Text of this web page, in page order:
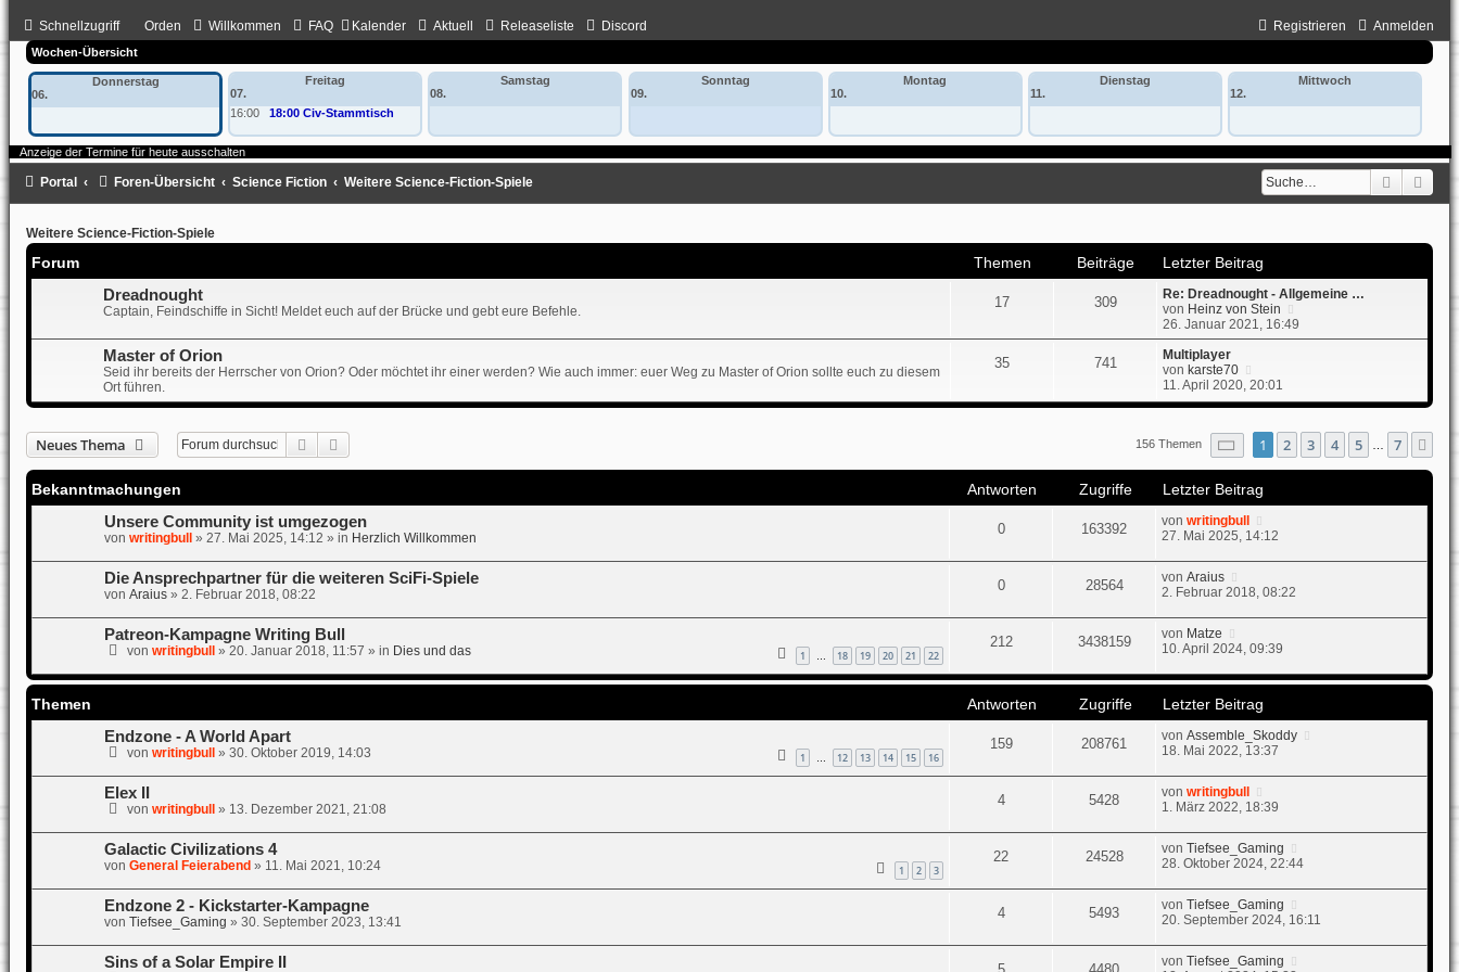
Schnellzugriff Orden Willkommen FAQ Kalender Aktuell Releaseliste Discord Anmelden
Registrieren
Wochen-Übersicht
Donnerstag
06.
Freitag
07.
16:00
18:00 Civ-Stammtisch
Samstag
08.
Sonntag
09.
Montag
10.
Dienstag
11.
Mittwoch
12.
Anzeige der Termine für heute ausschalten
Suche
Portal Foren-Übersicht Science Fiction Weitere Science-Fiction-Spiele
Weitere Science-Fiction-Spiele
Forum Themen Beiträge
Letzter Beitrag
Dreadnought
Captain, Feindschiffe in Sicht! Meldet euch auf der Brücke und gebt eure Befehle.
17 309
Re: Dreadnought - Allgemeine …
von Heinz von Stein
e
u
e
B
i
a
26. Januar 2021, 16:49
Master of Orion
Seid ihr bereits der Herrscher von Orion? Oder möchtet ihr einer werden? Wie auch immer: euer Weg zu Master of Orion sollte euch zu diesem
Ort führen.
35 741
Multiplayer
von karste70
e
u
s
e
B
e
i
t
a
11. April 2020, 20:01
Neues Thema Suche 156 Themen Seite von7
1 2 3 4 5 7
Bekanntmachungen Antworten Zugriffe
Letzter Beitrag
Unsere Community ist umgezogen
von writingbull » 27. Mai 2025, 14:12 » in Herzlich Willkommen
0 163392 vonwritingbull
27. Mai 2025, 14:12
Die Ansprechpartner für die weiteren SciFi-Spiele
von Araius» 2. Februar 2018, 08:22
0 28564 vonAraius
2. Februar 2018, 08:22
Patreon-Kampagne Writing Bull
von writingbull » 20. Januar 2018, 11:57 » in Dies und das 1 … 18 19 20 21 22
212 3438159 von Matze
10. April 2024, 09:39
Themen Antworten Zugriffe
Letzter Beitrag
Endzone - A World Apart
von writingbull » 30. Oktober 2019, 14:03 1 … 12 13 14 15 16
159 208761 vonAssemble_Skoddy
18. Mai 2022, 13:37
Elex II
von writingbull » 13. Dezember 2021, 21:08
4 5428 vonwritingbull
1. März 2022, 18:39
Galactic Civilizations 4
von General Feierabend » 11. Mai 2021, 10:24 1 2 3
22 24528 vonTiefsee_Gaming
28. Oktober 2024, 22:44
Endzone 2 - Kickstarter-Kampagne
von Tiefsee_Gaming » 30. September 2023, 13:41
4 5493 vonTiefsee_Gaming
20. September 2024, 16:11
Sins of a Solar Empire II vonTiefsee_Gaming